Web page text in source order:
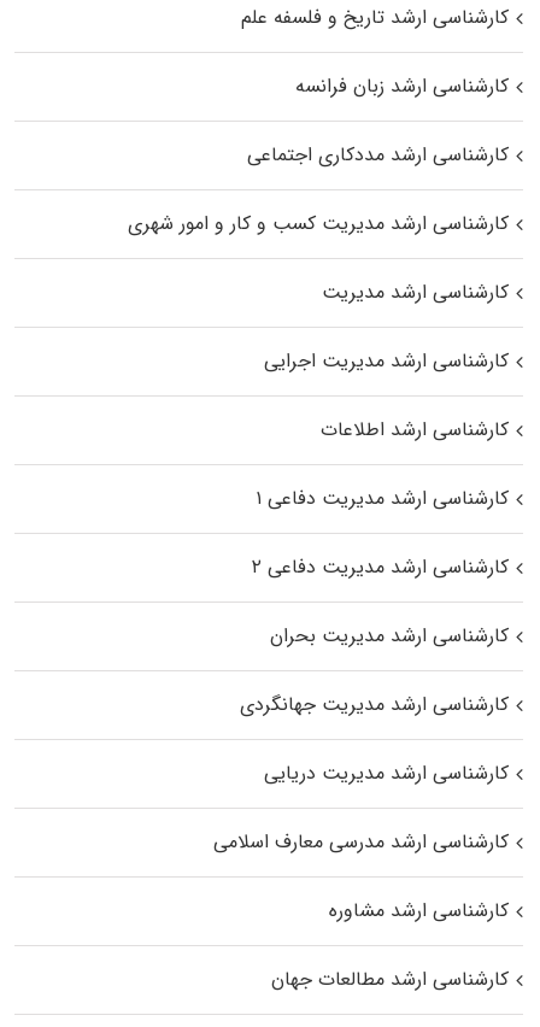
کارشناسی ارشد تاریخ و فلسفه علم
کارشناسی ارشد زبان فرانسه
کارشناسی ارشد مددکاری اجتماعی
کارشناسی ارشد مدیریت کسب و کار و امور شهری
کارشناسی ارشد مدیریت
کارشناسی ارشد مدیریت اجرایی
کارشناسی ارشد اطلاعات
کارشناسی ارشد مدیریت دفاعی ۱
کارشناسی ارشد مدیریت دفاعی ۲
کارشناسی ارشد مدیریت بحران
کارشناسی ارشد مدیریت جهانگردی
کارشناسی ارشد مدیریت دریایی
کارشناسی ارشد مدرسی معارف اسلامی
کارشناسی ارشد مشاوره
کارشناسی ارشد مطالعات جهان